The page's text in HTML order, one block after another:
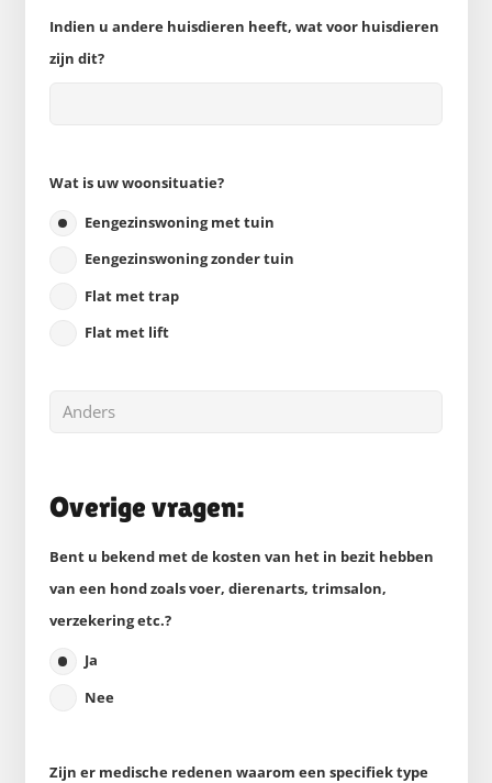
Indien u andere huisdieren heeft, wat voor huisdieren
zijn dit?
Wat is uw woonsituatie?
Eengezinswoning met tuin
Eengezinswoning zonder tuin
Flat met trap
Flat met lift
Overige vragen:
Bent u bekend met de kosten van het in bezit hebben
van een hond zoals voer, dierenarts, trimsalon,
verzekering etc.?
Ja
Nee
Zijn er medische redenen waarom een specifiek type